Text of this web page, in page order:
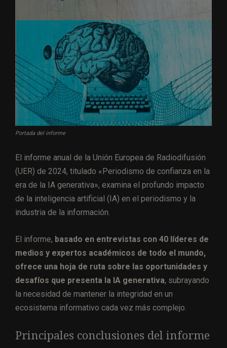
Portada del informe
El informe anual de la Unión Europea de Radiodifusión
(UER) de 2024, titulado «Periodismo de confianza en la
era de la IA generativa», examina el profundo impacto
de la inteligencia artificial (IA) en el periodismo y la
industria de la información.
El informe, basado en entrevistas con 40 líderes de
medios y expertos académicos de todo el mundo,
ofrece una hoja de ruta sobre las oportunidades y
desafíos que presenta la IA generativa, subrayando
la necesidad de mantener la integridad en un
ecosistema informativo cada vez más complejo.
Principales conclusiones del informe